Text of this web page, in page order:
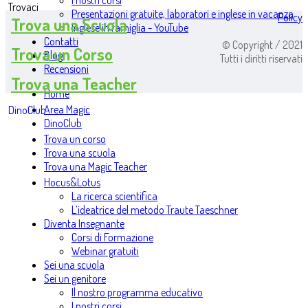
Presentazioni gratuite, laboratori e inglese in vacanza
Inglese in famiglia - YouTube
Contatti
Blog
Recensioni
Home
Area Magic
DinoClub
Trova un corso
Trova una scuola
Trova una Magic Teacher
Hocus&Lotus
La ricerca scientifica
L’ideatrice del metodo Traute Taeschner
Diventa Insegnante
Corsi di Formazione
Webinar gratuiti
Sei una scuola
Sei un genitore
Il nostro programma educativo
Trovaci
Trova una Scuola
Trova un Corso
Trova una Teacher
DinoClub
Policy
© Copyright / 2021
Tutti i diritti riservati